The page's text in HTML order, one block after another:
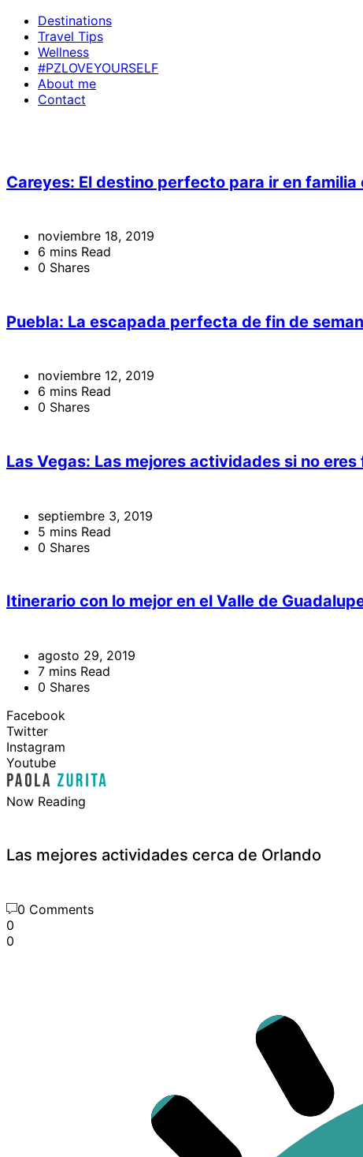
Destinations
Travel Tips
Wellness
#PZLOVEYOURSELF
About me
Contact
Careyes: El destino perfecto para ir en familia
noviembre 18, 2019
6 mins Read
0 Shares
Puebla: La escapada perfecta de fin de
noviembre 12, 2019
6 mins Read
0 Shares
Las Vegas: Las mejores actividades si no
septiembre 3, 2019
5 mins Read
0 Shares
Itinerario con lo mejor en el Valle de
agosto 29, 2019
7 mins Read
0 Shares
Facebook
Twitter
Instagram
Youtube
Now Reading
Las mejores actividades cerca de Orlando
0 Comments
0
0